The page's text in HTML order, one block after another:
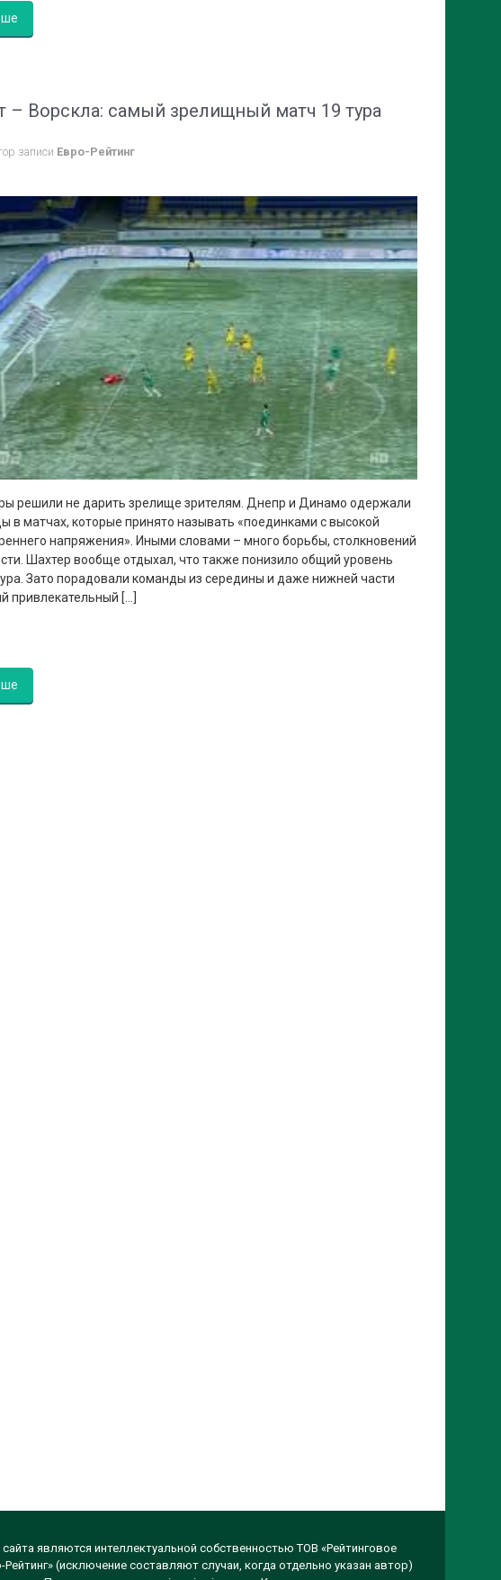
– Ворскла: самый зрелищный матч 19 тура
записи Евро-Рейтинг
решили не дарить зрелище зрителям. Днепр и Динамо одержали
в матчах, которые принято называть «поединками с высокой
напряжения». Иными словами – много борьбы, столкновений
Шахтер вообще отдыхал, что также понизило общий уровень
Зато порадовали команды из середины и даже нижней части
привлекательный […]
являются интеллектуальной собственностью ТОВ «Рейтинговое
Рейтинг» (исключение составляют случаи, когда отдельно указан автор)